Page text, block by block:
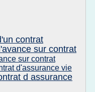
contrat
sur contrat
sur contrat
d'assurance vie
d assurance